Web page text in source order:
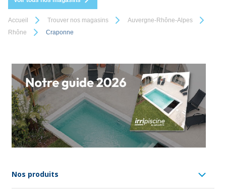
Accueil Trouver nos magasins
Auvergne-Rhône-Alpes
Rhône
Craponne
Nos produits